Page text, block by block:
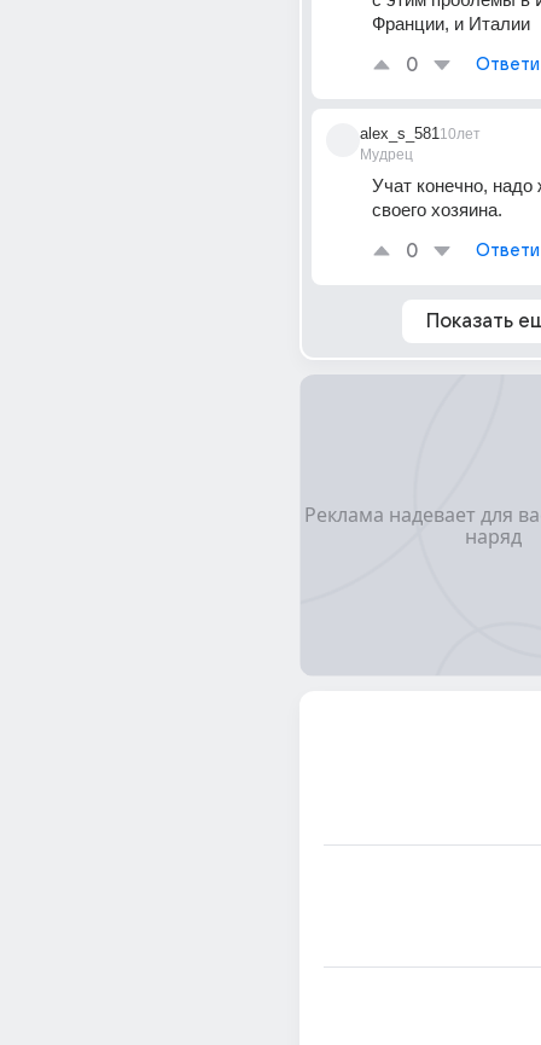
Франции, и Италии
0
alex_s_581
Мудрец
10лет
Учат конечно, надо
своего хозяина.
0
Показать